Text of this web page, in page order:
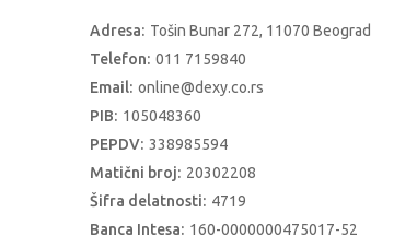
Adresa: Tošin Bunar 272, 11070 Beograd
Telefon: 011 7159840
Email: online@dexy.co.rs
PIB: 105048360
PEPDV: 338985594
Matični broj: 20302208
Šifra delatnosti: 4719
Banca Intesa: 160-0000000475017-52